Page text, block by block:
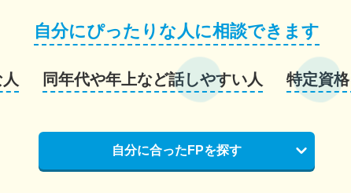
自分にぴったりな人に相談できます
同年代や年上など話しやすい人 特定資
自分に合ったFPを探す